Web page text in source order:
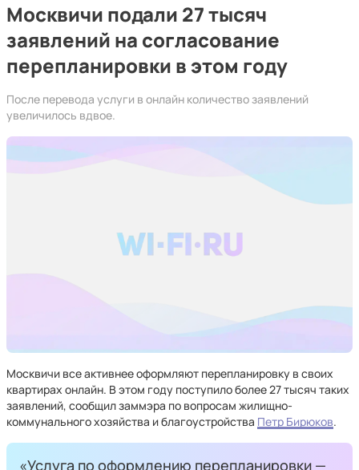
Москвичи подали 27 тысяч
заявлений на согласование
перепланировки в этом году
После перевода услуги в онлайн количество заявлений
увеличилось вдвое.
Москвичи все активнее оформляют перепланировку в своих
квартирах онлайн. В этом году поступило более 27 тысяч таких
заявлений, сообщил заммэра по вопросам жилищно-
коммунального хозяйства и благоустройства Петр Бирюков.
«Услуга по оформлению перепланировки —